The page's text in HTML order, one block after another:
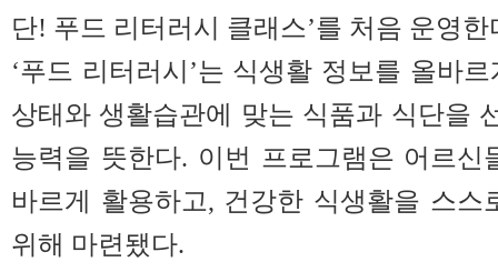
단! 푸드 리터러시 클래스’를 처음 운영한
‘푸드 리터러시’는 식생활 정보를 올바
상태와 생활습관에 맞는 식품과 식단을
능력을 뜻한다. 이번 프로그램은 어르신
바르게 활용하고, 건강한 식생활을 스
위해 마련됐다.